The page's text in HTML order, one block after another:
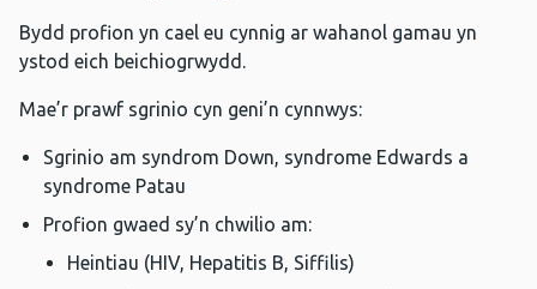
Bydd profion yn cael eu cynnig ar wahanol gamau yn
ystod eich beichiogrwydd.
Mae’r prawf sgrinio cyn geni’n cynnwys:
Sgrinio am syndrom Down, syndrome Edwards a
syndrome Patau
Profion gwaed sy’n chwilio am:
Heintiau (HIV, Hepatitis B, Siffilis)